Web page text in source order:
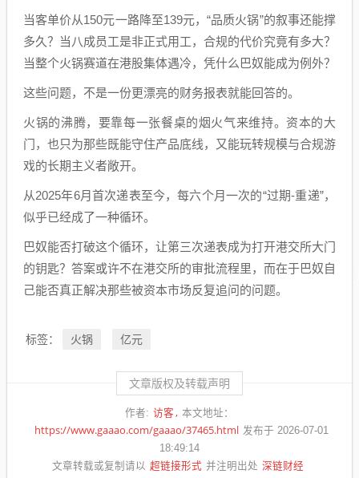
当客单价从150元一路降至139元，“品质火锅”的叙事还能撑
多久？当八成员工是非正式用工，合规的代价究竟有多大？
当整个火锅赛道在港股集体遇冷，凭什么巴奴能成为例外？
这些问题，不是一份更漂亮的财务报表就能回答的。
火锅的沸腾，要靠每一张餐桌的烟火气来维持。资本的大
门，也只为那些既能守住产品底线，又能玩转规模与合规游
戏的长期主义者敞开。
从2025年6月首次递表至今，每六个月一次的“过期-重递”，
似乎已经成了一种循环。
巴奴能否打破这个循环，让第三次递表成为打开港交所大门
的钥匙？答案或许不在港交所的审批流程里，而在于巴奴自
己能否真正解决那些被资本市场反复追问的问题。
标签： 火锅 亿元
文章版权及转载声明
作者: 访客 本文地址：
https://www.gaaao.com/gaaao/37465.html 发布于 2026-07-01
18:49:14
文章转载或复制请以 超链接形式 并注明出处 深链财经